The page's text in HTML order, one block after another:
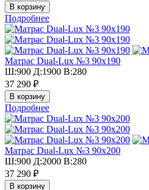
Подробнее
Матрас Dual-Lux №3 90х190
Ш:900 Д:1900 В:280
37 290 ₽
Подробнее
Матрас Dual-Lux №3 90х200
Ш:900 Д:2000 В:280
37 290 ₽